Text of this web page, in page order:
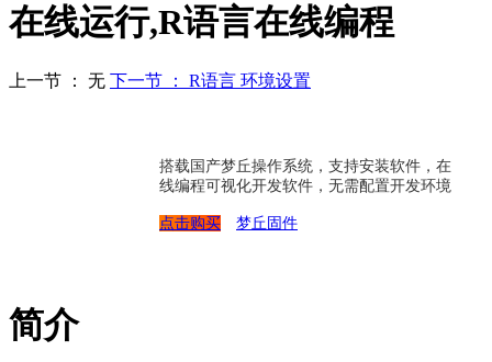
在线运行,R语言在线编程
上一节 ： 无 下一节 ： R语言 环境设置
搭载国产梦丘操作系统，支持安装软件，在
线编程可视化开发软件，无需配置开发环境
点击购买 梦丘固件
简介